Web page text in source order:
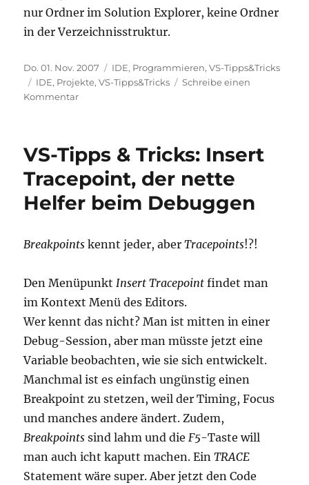
nur Ordner im Solution Explorer, keine Ordner
in der Verzeichnisstruktur.
Veröffentlicht
am
Do. 01. Nov. 2007 Kategorien
IDE, Programmieren,VS-Tipps&Tricks
Schlagwörter
IDE, Projekte,VS-Tipps&Tricks
Schreibe einen
Kommentarzu
Tricks:
Synchronisation
und
Navigation
mit
Solution
VS-Tipps & Tricks: Insert
Tracepoint, der nette
Helfer beim Debuggen
Breakpointskennt jeder, aberTracepoints!?!
Den MenüpunktInsert Tracepoint findet man
im Kontext Menü des Editors.
Wer kennt das nicht? Man ist mitten in einer
Debug-Session, aber man müsste jetzt eine
Variable beobachten, wie sie sich entwickelt.
Manchmal ist es einfach ungünstig einen
Breakpoint zu stetzen, weil der Timing, Focus
und manches andere ändert. Zudem,
Breakpointssind lahm und dieF5-Taste will
man auch icht kaputt machen. EinTRACE
Statement wäre super. Aber jetzt den Code